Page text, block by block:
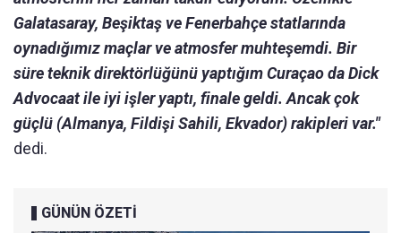
Galatasaray, Beşiktaş ve Fenerbahçe statlarında
oynadığımız maçlar ve atmosfer muhteşemdi. Bir
süre teknik direktörlüğünü yaptığım Curaçao da Dick
Advocaat ile iyi işler yaptı, finale geldi. Ancak çok
güçlü (Almanya, Fildişi Sahili, Ekvador) rakipleri var."
dedi.
GÜNÜN ÖZETİ